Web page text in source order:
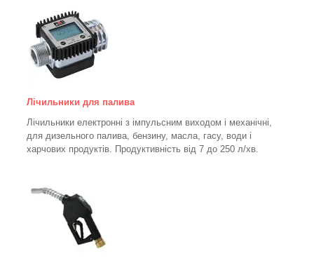
Лічильники для палива
Лічильники електронні з імпульсним виходом і механічні,
для дизельного палива, бензину, масла, гасу, води і
харчових продуктів. Продуктивність від 7 до 250 л/хв.